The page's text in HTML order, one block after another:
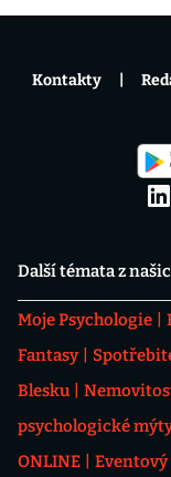
Další témata z
Moje Psychologie
Fantasy
Blesku
psychologické
ONLINE
Kontakty